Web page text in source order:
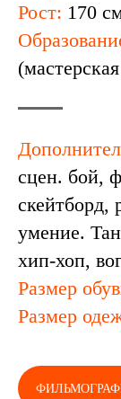
Рост: 170
сцен. бой,
скейтборд,
умение.
хип-хоп,
Размер
Размер